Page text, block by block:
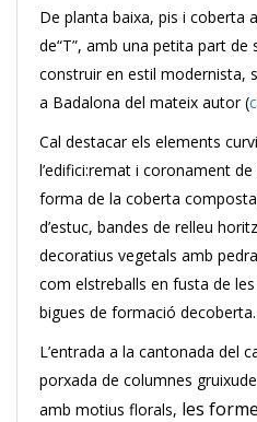
De planta baixa, pis i coberta
de“T”, amb una petita part de
construir en estil modernista,
a Badalona del mateix autor (
Cal destacar els elements
l’edifici:remat i coronament
forma de la coberta
d’estuc, bandes de relleu
decoratius vegetals amb
com elstreballs en fusta de
bigues de formació decoberta.
L’entrada a la cantonada del
porxada de columnes
amb motius florals, les